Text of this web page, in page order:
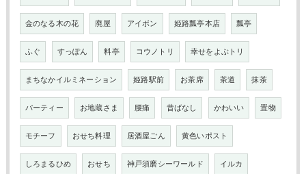
金のなる木の花 廃屋 アイボン 姫路瓢亭本店 瓢亭
ふぐ すっぽん 料亭 コウノトリ 幸せをよぶトリ
まちなかイルミネーション 姫路駅前 お茶席 茶道 抹茶
パーティー お地蔵さま 腰痛 昔ばなし かわいい 置物
モチーフ おせち料理 居酒屋ごん 黄色いポスト
しろまるひめ おせち 神戸須磨シーワールド イルカ